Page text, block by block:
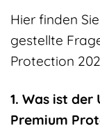
Hier finden
gestellte
Protection
1. Was ist der
Premium